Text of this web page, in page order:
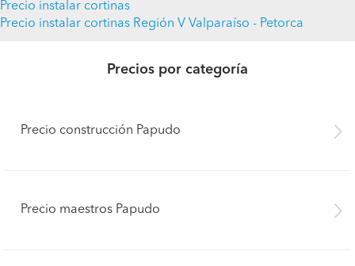
Precio instalar cortinas
Precio instalar cortinas Región V Valparaíso - Petorca
Precios por categoría
Precio construcción Papudo
Precio maestros Papudo